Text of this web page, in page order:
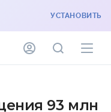
УСТАНОВИТЬ
93 млн